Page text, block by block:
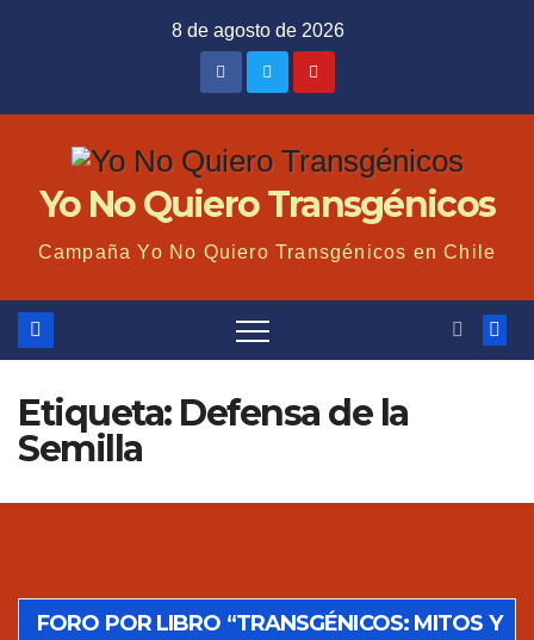
8 de agosto de 2026
Yo No Quiero Transgénicos
Campaña Yo No Quiero Transgénicos en Chile
Etiqueta: Defensa de la
Semilla
FORO POR LIBRO “TRANSGÉNICOS: MITOS Y